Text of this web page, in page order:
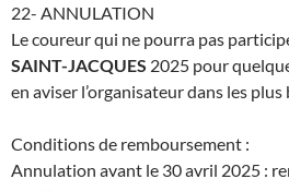
22- ANNULATION
Le coureur qui ne pourra pas
SAINT-JACQUES 2025 pour
en aviser l’organisateur dans les plus
Conditions de remboursement :
Annulation avant le 30 avril 2025 :